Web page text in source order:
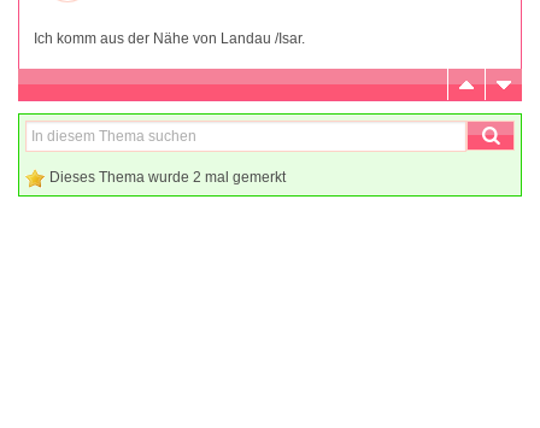
Ich komm aus der Nähe von Landau /Isar.
Dieses Thema wurde 2 mal gemerkt